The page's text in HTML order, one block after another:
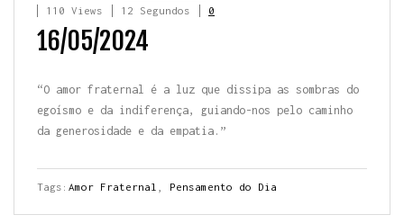
110 Views
12 Segundos 0
16/05/2024
“O amor fraternal é a luz que dissipa as sombras do
egoísmo e da indiferença, guiando-nos pelo caminho
da generosidade e da empatia.”
Tags: Amor Fraternal Pensamento do Dia